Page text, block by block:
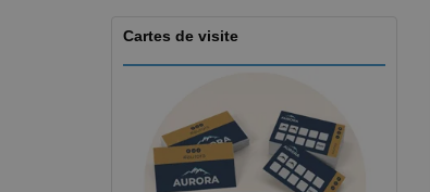
Cartes de visite